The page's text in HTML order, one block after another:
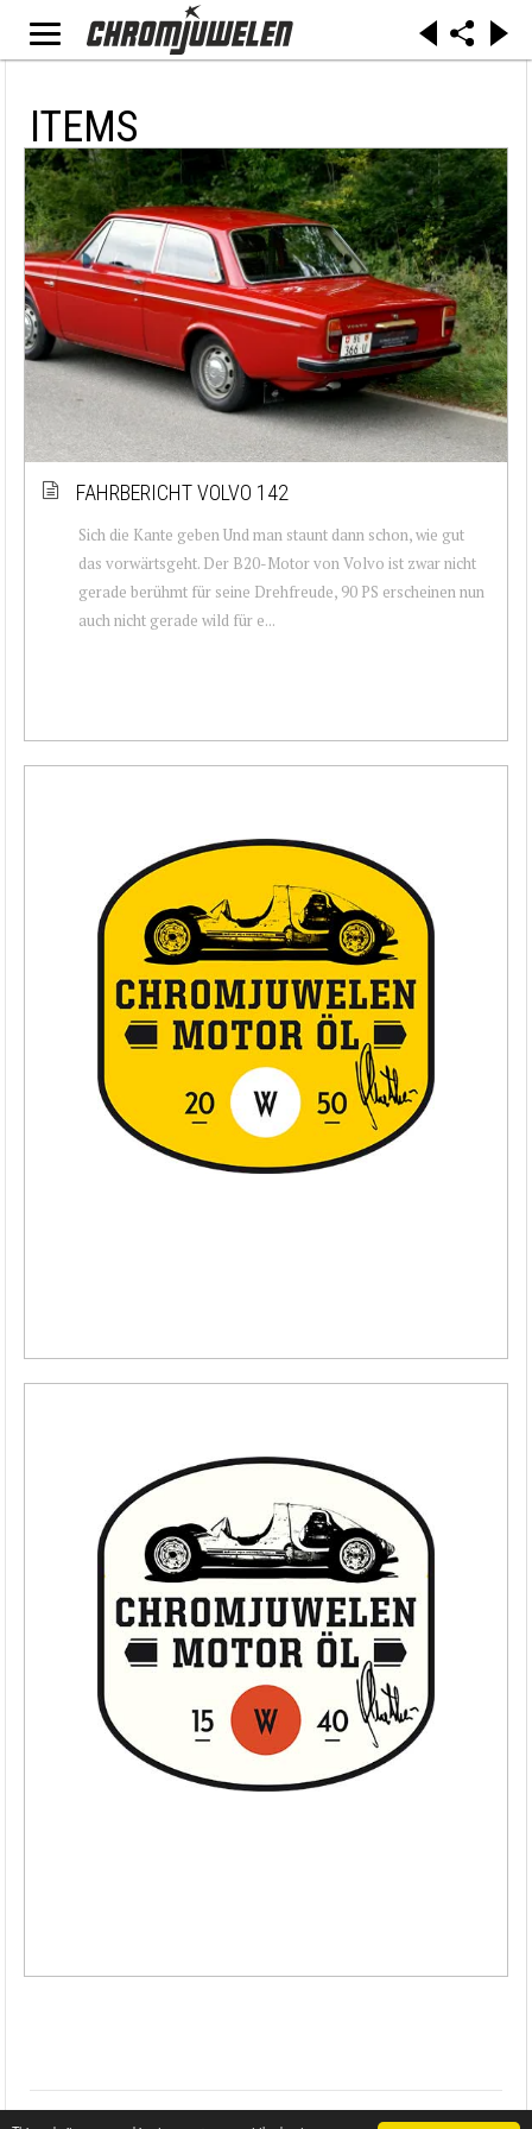
ITEMS
FAHRBERICHT VOLVO 142
Sich die Kante geben Und man staunt dann schon, wie gut
das vorwärtsgeht. Der B20-Motor von Volvo ist zwar nicht
gerade berühmt für seine Drehfreude, 90 PS erscheinen nun
auch nicht gerade wild für e...